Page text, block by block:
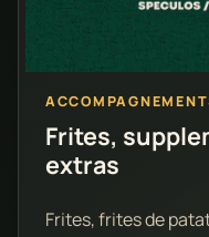
Frites,
extras
Frites, frites de